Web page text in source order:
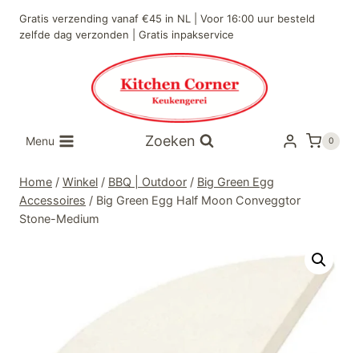
naar
Gratis verzending vanaf €45 in NL | Voor 16:00 uur besteld
zelfde dag verzonden | Gratis inpakservice
Menu Zoeken 0
Home / Winkel / BBQ | Outdoor / Big Green Egg
Accessoires / Big Green Egg Half Moon Conveggtor
Stone-Medium